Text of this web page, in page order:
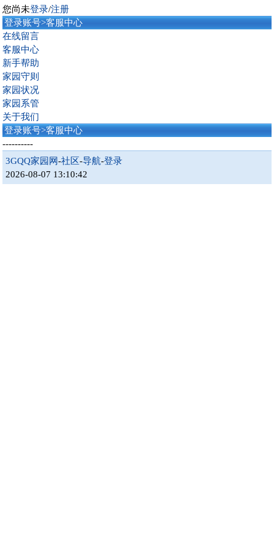
您尚未登录/注册
登录账号>客服中心
在线留言
客服中心
新手帮助
家园守则
家园状况
家园系管
关于我们
登录账号>客服中心
----------
3GQQ家园网-社区-导航-登录
2026-08-07 13:10:42